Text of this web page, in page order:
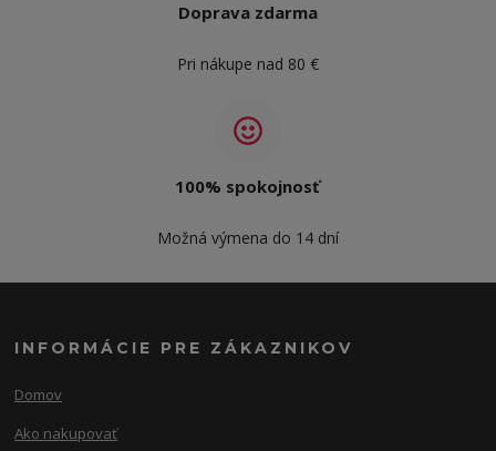
Doprava zdarma
Pri nákupe nad 80 €
100% spokojnosť
Možná výmena do 14 dní
INFORMÁCIE PRE ZÁKAZNIKOV
Domov
Ako nakupovať